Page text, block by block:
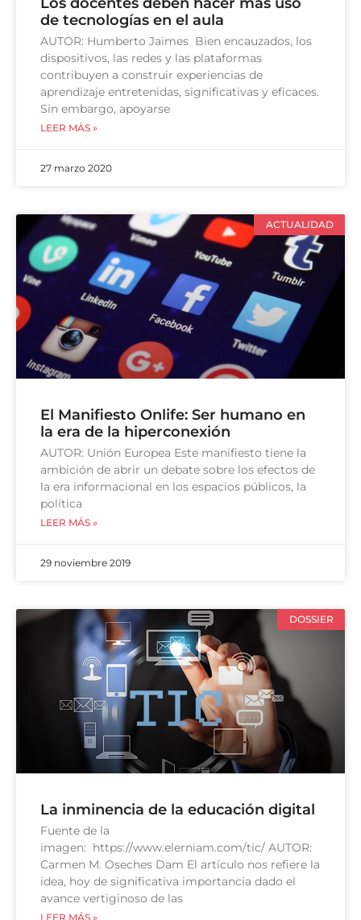
de tecnologías en el aula
AUTOR: Humberto Jaimes Bien encauzados, los
dispositivos, las redes y las plataformas
contribuyen a construir experiencias de
aprendizaje entretenidas, significativas y eficaces.
Sin embargo, apoyarse
LEER MÁS »
27 marzo 2020
ACTUALIDAD
El Manifiesto Onlife: Ser humano en
la era de la hiperconexión
AUTOR: Unión Europea Este manifiesto tiene la
ambición de abrir un debate sobre los efectos de
la era informacional en los espacios públicos, la
política
LEER MÁS »
29 noviembre 2019
DOSSIER
La inminencia de la educación digital
Fuente de la
imagen: https://www.elerniam.com/tic/ AUTOR:
Carmen M. Oseches Dam El artículo nos refiere la
idea, hoy de significativa importancia dado el
avance vertiginoso de las
LEER MÁS »